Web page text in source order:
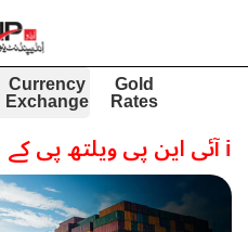
Gold
Rates
Currency
Exchange
iآئی این پی ویلتھ پی کے